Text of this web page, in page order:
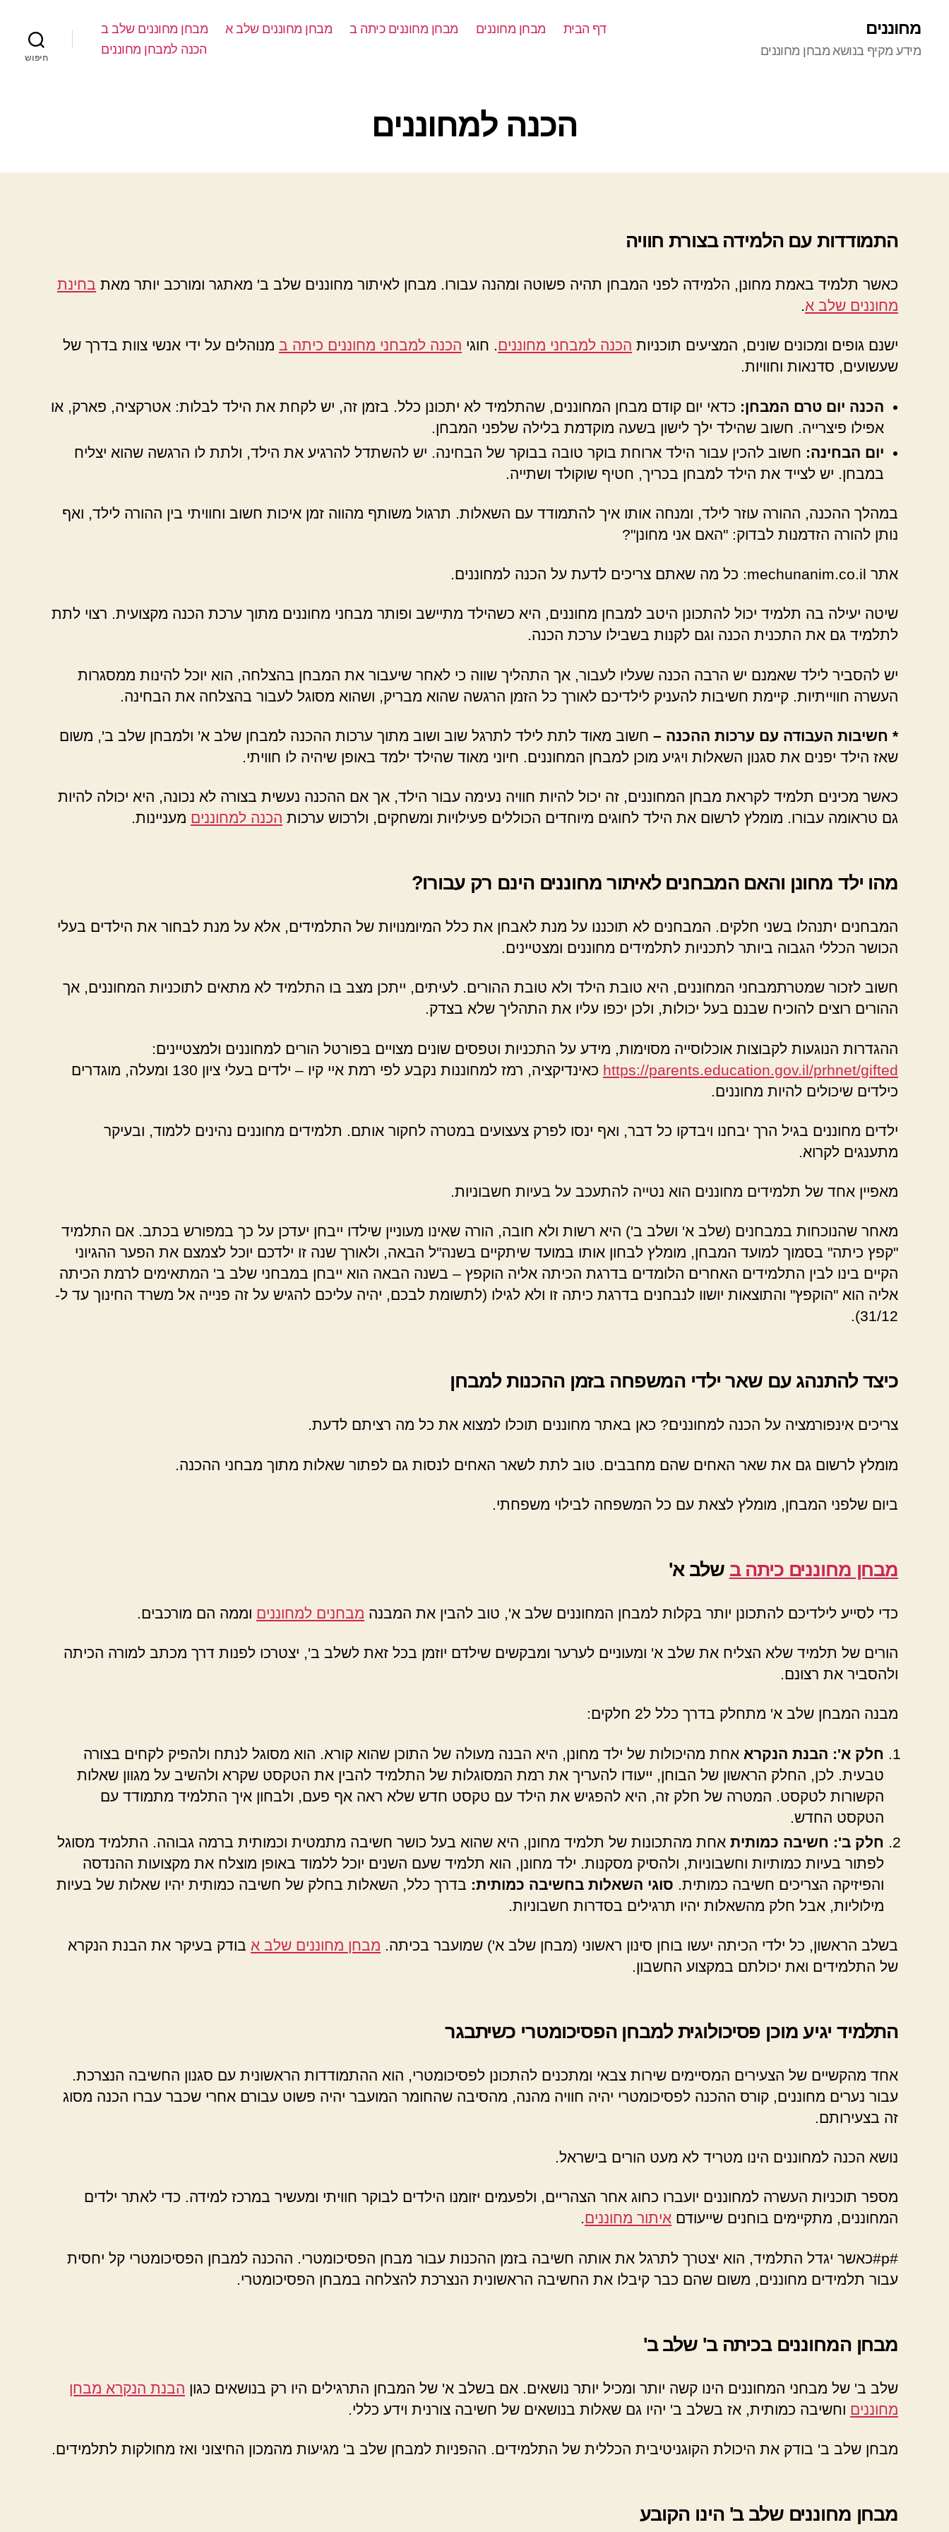
מחוננים
מידע מקיף בנושא מבחן מחוננים
דף הבית מבחן מחוננים מבחן מחוננים כיתה ב מבחן מחוננים שלב א
מבחן מחוננים שלב ב
הכנה למבחן מחוננים
חיפוש
קטגוריות
הכנה למחוננים
התמודדות עם הלמידה בצורת חוויה
כאשר תלמיד באמת מחונן, הלמידה לפני המבחן תהיה פשוטה ומהנה עבורו. מבחן לאיתור מחוננים שלב ב' מאתגר ומורכב יותר מאת בחינת
מחוננים שלב א.
ישנם גופים ומכונים שונים, המציעים תוכניות הכנה למבחני מחוננים. חוגי הכנה למבחני מחוננים כיתה ב מנוהלים על ידי אנשי צוות בדרך של
שעשועים, סדנאות וחוויות.
הכנה יום טרם המבחן: כדאי יום קודם מבחן המחוננים, שהתלמיד לא יתכונן כלל. בזמן זה, יש לקחת את הילד לבלות: אטרקציה, פארק, או
אפילו פיצרייה. חשוב שהילד ילך לישון בשעה מוקדמת בלילה שלפני המבחן.
יום הבחינה: חשוב להכין עבור הילד ארוחת בוקר טובה בבוקר של הבחינה. יש להשתדל להרגיע את הילד, ולתת לו הרגשה שהוא יצליח
במבחן. יש לצייד את הילד למבחן בכריך, חטיף שוקולד ושתייה.
במהלך ההכנה, ההורה עוזר לילד, ומנחה אותו איך להתמודד עם השאלות. תרגול משותף מהווה זמן איכות חשוב וחוויתי בין ההורה לילד, ואף
נותן להורה הזדמנות לבדוק: "האם אני מחונן"?
אתר mechunanim.co.il: כל מה שאתם צריכים לדעת על הכנה למחוננים.
שיטה יעילה בה תלמיד יכול להתכונן היטב למבחן מחוננים, היא כשהילד מתיישב ופותר מבחני מחוננים מתוך ערכת הכנה מקצועית. רצוי לתת
לתלמיד גם את התכנית הכנה וגם לקנות בשבילו ערכת הכנה.
יש להסביר לילד שאמנם יש הרבה הכנה שעליו לעבור, אך התהליך שווה כי לאחר שיעבור את המבחן בהצלחה, הוא יוכל להינות ממסגרות
העשרה חווייתיות. קיימת חשיבות להעניק לילדיכם לאורך כל הזמן הרגשה שהוא מבריק, ושהוא מסוגל לעבור בהצלחה את הבחינה.
* חשיבות העבודה עם ערכות ההכנה – חשוב מאוד לתת לילד לתרגל שוב ושוב מתוך ערכות ההכנה למבחן שלב א' ולמבחן שלב ב', משום
שאז הילד יפנים את סגנון השאלות ויגיע מוכן למבחן המחוננים. חיוני מאוד שהילד ילמד באופן שיהיה לו חוויתי.
כאשר מכינים תלמיד לקראת מבחן המחוננים, זה יכול להיות חוויה נעימה עבור הילד, אך אם ההכנה נעשית בצורה לא נכונה, היא יכולה להיות
גם טראומה עבורו. מומלץ לרשום את הילד לחוגים מיוחדים הכוללים פעילויות ומשחקים, ולרכוש ערכות הכנה למחוננים מעניינות.
מהו ילד מחונן והאם המבחנים לאיתור מחוננים הינם רק עבורו?
המבחנים יתנהלו בשני חלקים. המבחנים לא תוכננו על מנת לאבחן את כלל המיומנויות של התלמידים, אלא על מנת לבחור את הילדים בעלי
הכושר הכללי הגבוה ביותר לתכניות לתלמידים מחוננים ומצטיינים.
חשוב לזכור שמטרתמבחני המחוננים, היא טובת הילד ולא טובת ההורים. לעיתים, ייתכן מצב בו התלמיד לא מתאים לתוכניות המחוננים, אך
ההורים רוצים להוכיח שבנם בעל יכולות, ולכן יכפו עליו את התהליך שלא בצדק.
ההגדרות הנוגעות לקבוצות אוכלוסייה מסוימות, מידע על התכניות וטפסים שונים מצויים בפורטל הורים למחוננים ולמצטיינים:
https://parents.education.gov.il/prhnet/gifted
כאינדיקציה, רמז למחוננות נקבע לפי רמת איי קיו – ילדים בעלי ציון 130 ומעלה, מוגדרים
כילדים שיכולים להיות מחוננים.
ילדים מחוננים בגיל הרך יבחנו ויבדקו כל דבר, ואף ינסו לפרק צעצועים במטרה לחקור אותם. תלמידים מחוננים נהינים ללמוד, ובעיקר
מתענגים לקרוא.
מאפיין אחד של תלמידים מחוננים הוא נטייה להתעכב על בעיות חשבוניות.
מאחר שהנוכחות במבחנים (שלב א' ושלב ב') היא רשות ולא חובה, הורה שאינו מעוניין שילדו ייבחן יעדכן על כך במפורש בכתב. אם התלמיד
"קפץ כיתה" בסמוך למועד המבחן, מומלץ לבחון אותו במועד שיתקיים בשנה"ל הבאה, ולאורך שנה זו ילדכם יוכל לצמצם את הפער ההגיוני
הקיים בינו לבין התלמידים האחרים הלומדים בדרגת הכיתה אליה הוקפץ – בשנה הבאה הוא ייבחן במבחני שלב ב' המתאימים לרמת הכיתה
אליה הוא "הוקפץ" והתוצאות יושוו לנבחנים בדרגת כיתה זו ולא לגילו (לתשומת לבכם, יהיה עליכם להגיש על זה פנייה אל משרד החינוך עד ל-
31/12).
כיצד להתנהג עם שאר ילדי המשפחה בזמן ההכנות למבחן
צריכים אינפורמציה על הכנה למחוננים? כאן באתר מחוננים תוכלו למצוא את כל מה רציתם לדעת.
מומלץ לרשום גם את שאר האחים שהם מחבבים. טוב לתת לשאר האחים לנסות גם לפתור שאלות מתוך מבחני ההכנה.
ביום שלפני המבחן, מומלץ לצאת עם כל המשפחה לבילוי משפחתי.
מבחן מחוננים כיתה ב שלב א'
כדי לסייע לילדיכם להתכונן יותר בקלות למבחן המחוננים שלב א', טוב להבין את המבנה מבחנים למחוננים וממה הם מורכבים.
הורים של תלמיד שלא הצליח את שלב א' ומעוניים לערער ומבקשים שילדם יוזמן בכל זאת לשלב ב', יצטרכו לפנות דרך מכתב למורה הכיתה
ולהסביר את רצונם.
מבנה המבחן שלב א' מתחלק בדרך כלל ל2 חלקים:
חלק א': הבנת הנקרא אחת מהיכולות של ילד מחונן, היא הבנה מעולה של התוכן שהוא קורא. הוא מסוגל לנתח ולהפיק לקחים בצורה
טבעית. לכן, החלק הראשון של הבוחן, ייעודו להעריך את רמת המסוגלות של התלמיד להבין את הטקסט שקרא ולהשיב על מגוון שאלות
הקשורות לטקסט. המטרה של חלק זה, היא להפגיש את הילד עם טקסט חדש שלא ראה אף פעם, ולבחון איך התלמיד מתמודד עם
הטקסט החדש.
חלק ב': חשיבה כמותית אחת מהתכונות של תלמיד מחונן, היא שהוא בעל כושר חשיבה מתמטית וכמותית ברמה גבוהה. התלמיד מסוגל
לפתור בעיות כמותיות וחשבוניות, ולהסיק מסקנות. ילד מחונן, הוא תלמיד שעם השנים יוכל ללמוד באופן מוצלח את מקצועות ההנדסה
והפיזיקה הצריכים חשיבה כמותית. סוגי השאלות בחשיבה כמותית: בדרך כלל, השאלות בחלק של חשיבה כמותית יהיו שאלות של בעיות
מילוליות, אבל חלק מהשאלות יהיו תרגילים בסדרות חשבוניות.
בשלב הראשון, כל ילדי הכיתה יעשו בוחן סינון ראשוני (מבחן שלב א') שמועבר בכיתה. מבחן מחוננים שלב א בודק בעיקר את הבנת הנקרא
של התלמידים ואת יכולתם במקצוע החשבון.
התלמיד יגיע מוכן פסיכולוגית למבחן הפסיכומטרי כשיתבגר
אחד מהקשיים של הצעירים המסיימים שירות צבאי ומתכנים להתכונן לפסיכומטרי, הוא ההתמודדות הראשונית עם סגנון החשיבה הנצרכת.
עבור נערים מחוננים, קורס ההכנה לפסיכומטרי יהיה חוויה מהנה, מהסיבה שהחומר המועבר יהיה פשוט עבורם אחרי שכבר עברו הכנה מסוג
זה בצעירותם.
נושא הכנה למחוננים הינו מטריד לא מעט הורים בישראל.
מספר תוכניות העשרה למחוננים יועברו כחוג אחר הצהריים, ולפעמים יזומנו הילדים לבוקר חוויתי ומעשיר במרכז למידה. כדי לאתר ילדים
המחוננים, מתקיימים בוחנים שייעודם איתור מחוננים.
#p#כאשר יגדל התלמיד, הוא יצטרך לתרגל את אותה חשיבה בזמן ההכנות עבור מבחן הפסיכומטרי. ההכנה למבחן הפסיכומטרי קל יחסית
עבור תלמידים מחוננים, משום שהם כבר קיבלו את החשיבה הראשונית הנצרכת להצלחה במבחן הפסיכומטרי.
מבחן המחוננים בכיתה ב' שלב ב'
שלב ב' של מבחני המחוננים הינו קשה יותר ומכיל יותר נושאים. אם בשלב א' של המבחן התרגילים היו רק בנושאים כגון הבנת הנקרא מבחן
מחוננים וחשיבה כמותית, אז בשלב ב' יהיו גם שאלות בנושאים של חשיבה צורנית וידע כללי.
מבחן שלב ב' בודק את היכולת הקוגניטיבית הכללית של התלמידים. ההפניות למבחן שלב ב' מגיעות מהמכון החיצוני ואז מחולקות לתלמידים.
מבחן מחוננים שלב ב' הינו הקובע